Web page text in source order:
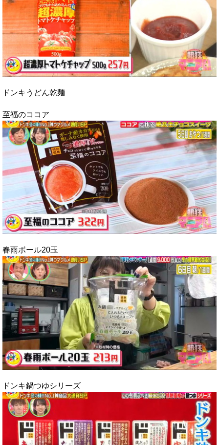
ドンキうどん乾麺
至福のココア
春雨ボール20玉
ドンキ鍋つゆシリーズ